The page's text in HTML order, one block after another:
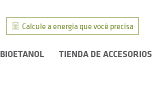
Calcule a energia que você precisa
BIOETANOL TIENDA DE ACCESORIOS